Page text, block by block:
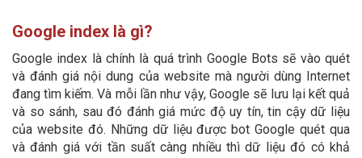
Google index là gì?
Google index là chính là quá trình Google Bots sẽ vào quét
và đánh giá nội dung của website mà người dùng Internet
đang tìm kiếm. Và mỗi lần như vậy, Google sẽ lưu lại kết quả
và so sánh, sau đó đánh giá mức độ uy tín, tin cậy dữ liệu
của website đó. Những dữ liệu được bot Google quét qua
và đánh giá với tần suất càng nhiều thì dữ liệu đó có khả